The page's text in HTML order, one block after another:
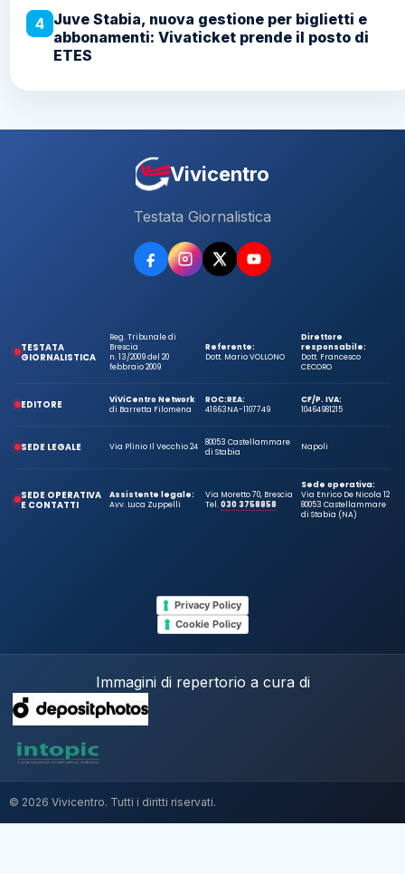
4 Juve Stabia, nuova gestione per biglietti e
abbonamenti: Vivaticket prende il posto di
ETES
Vivicentro
Testata Giornalistica
TESTATA
GIORNALISTICA
Reg. Tribunale di
Brescia
n. 13/2009 del 20
febbraio 2009
Referente:
Dott. Mario VOLLONO
Direttore
responsabile:
Dott. Francesco
CECORO
EDITORE
ViViCentro Network
di Barretta Filomena
ROC:
41663
REA:
NA-1107749
CF/P. IVA:
10464981215
SEDE LEGALE Via Plinio Il Vecchio 24
80053 Castellammare
di Stabia
Napoli
SEDE OPERATIVA
E CONTATTI
Assistente legale:
Avv. Luca Zuppelli
Via Moretto 70, Brescia
Tel.030 3758858
Sede operativa:
Via Enrico De Nicola 12
80053 Castellammare
di Stabia (NA)
Privacy Policy
Cookie Policy
Immagini di repertorio a cura di
© 2026 Vivicentro. Tutti i diritti riservati.